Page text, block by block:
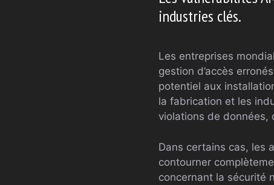
industries clés.
Les entreprises
gestion d’accès
potentiel aux
la fabrication et les
violations de données,
Dans certains cas, les
contourner
concernant la sécurité